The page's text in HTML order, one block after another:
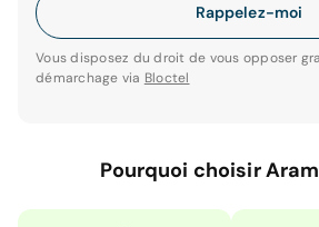
Rappelez-moi
Vous disposez du droit de vous opposer
démarchage via Bloctel
Pourquoi choisir